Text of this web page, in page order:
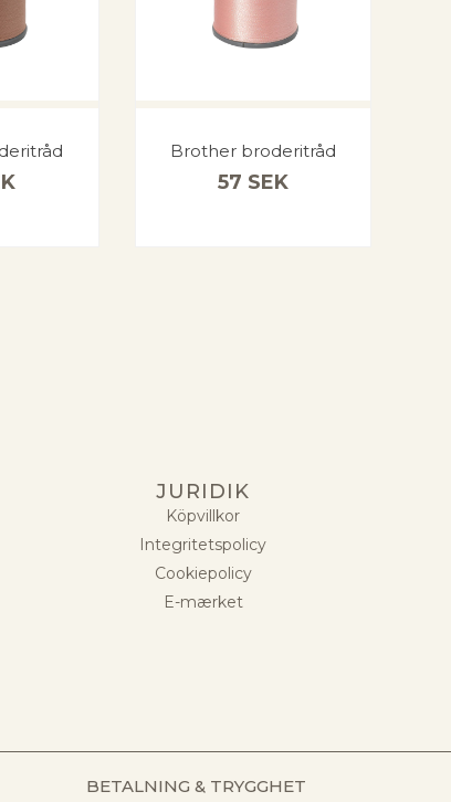
Brother broderitråd
57 SEK
JURIDIK
Köpvillkor
Integritetspolicy
Cookiepolicy
E-mærket
BETALNING & TRYGGHET